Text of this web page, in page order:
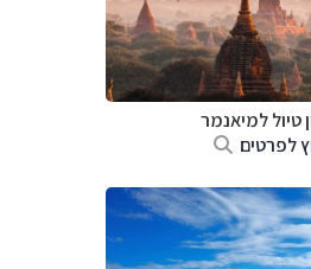
טיוללמיאנמר
לפרטים